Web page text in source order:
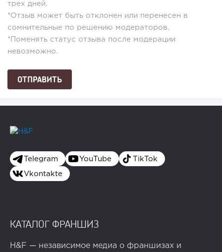
трех дней.
*Отзыв может быть отклонен или перенесен в
сомнительные по решению модераторов.
*Поменять статус отзыва после модерации
невозможно.
Telegram YouTube TikTok
Vkontakte
КАТАЛОГ ФРАНШИЗ
H&F — независимое медиа о франшизах и